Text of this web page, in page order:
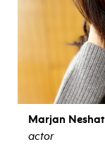
Marjan Neshat
actor